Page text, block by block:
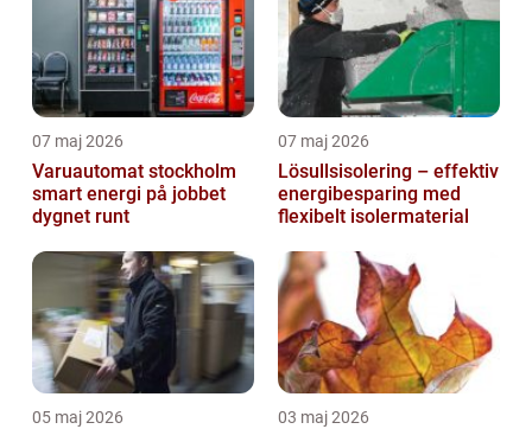
07 maj 2026
Varuautomat stockholm
smart energi på jobbet
dygnet runt
07 maj 2026
Lösullsisolering – effektiv
energibesparing med
flexibelt isolermaterial
05 maj 2026 03 maj 2026